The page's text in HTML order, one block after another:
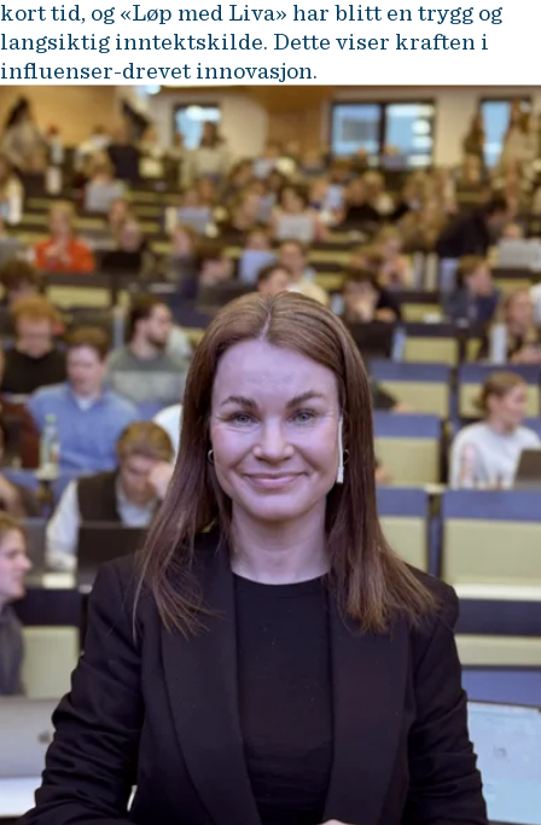
kort tid, og «Løp med Liva» har blitt en trygg og
langsiktig inntektskilde. Dette viser kraften i
influenser-drevet innovasjon.